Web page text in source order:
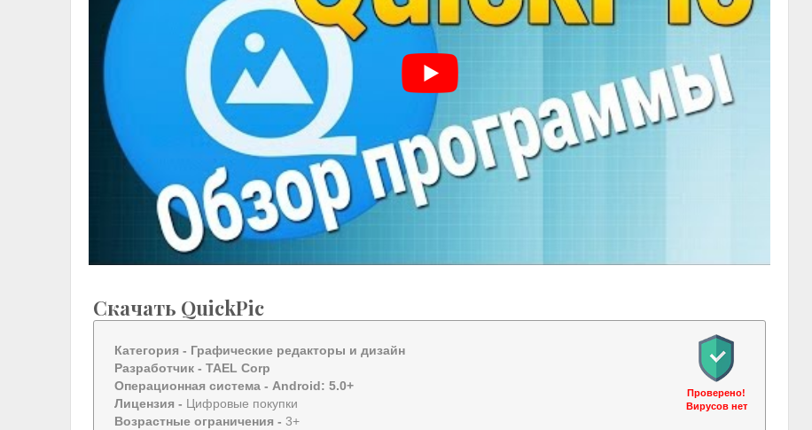
Скачать QuickPic
Категория - Графические редакторы и дизайн
Разработчик - TAEL Corp
Операционная система - Android: 5.0+
Лицензия - Цифровые покупки
Возрастные ограничения - 3+
Проверено!
Вирусов нет